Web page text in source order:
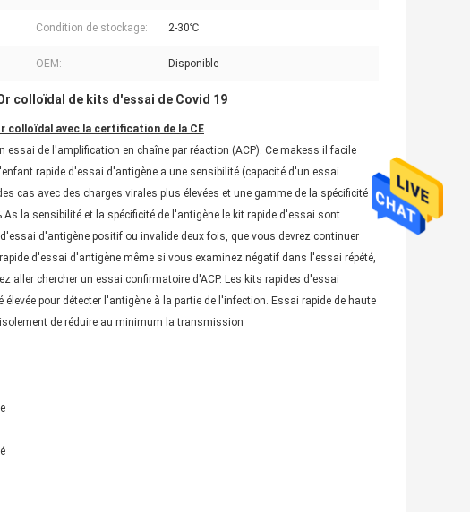
Condition de stockage: 2-30℃
OEM: Disponible
colloïdal de kits d'essai de Covid 19
colloïdal avec la certification de la CE
de l'amplification en chaîne par réaction (ACP). Ce makess il facile
rapide d'essai d'antigène a une sensibilité (capacité d'un essai
cas avec des charges virales plus élevées et une gamme de la spécificité
la sensibilité et la spécificité de l'antigène le kit rapide d'essai sont
d'antigène positif ou invalide deux fois, que vous devrez continuer
d'essai d'antigène même si vous examinez négatif dans l'essai répété,
aller chercher un essai confirmatoire d'ACP. Les kits rapides d'essai
pour détecter l'antigène à la partie de l'infection. Essai rapide de haute
de réduire au minimum la transmission